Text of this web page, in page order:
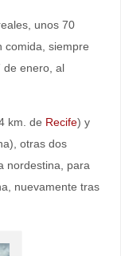
unos 70
comida, siempre
de enero, al
km. de Recife) y
otras dos
nordestina, para
nuevamente tras